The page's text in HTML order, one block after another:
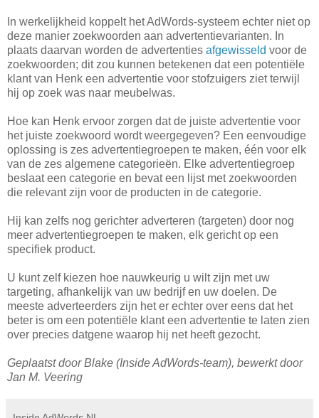
In werkelijkheid koppelt het AdWords-systeem echter niet op
deze manier zoekwoorden aan advertentievarianten. In
plaats daarvan worden de advertenties afgewisseld voor de
zoekwoorden; dit zou kunnen betekenen dat een potentiële
klant van Henk een advertentie voor stofzuigers ziet terwijl
hij op zoek was naar meubelwas.
Hoe kan Henk ervoor zorgen dat de juiste advertentie voor
het juiste zoekwoord wordt weergegeven? Een eenvoudige
oplossing is zes advertentiegroepen te maken, één voor elk
van de zes algemene categorieën. Elke advertentiegroep
beslaat een categorie en bevat een lijst met zoekwoorden
die relevant zijn voor de producten in de categorie.
Hij kan zelfs nog gerichter adverteren (targeten) door nog
meer advertentiegroepen te maken, elk gericht op een
specifiek product.
U kunt zelf kiezen hoe nauwkeurig u wilt zijn met uw
targeting, afhankelijk van uw bedrijf en uw doelen. De
meeste adverteerders zijn het er echter over eens dat het
beter is om een potentiële klant een advertentie te laten zien
over precies datgene waarop hij net heeft gezocht.
Geplaatst door Blake (Inside AdWords-team), bewerkt door
Jan M. Veering